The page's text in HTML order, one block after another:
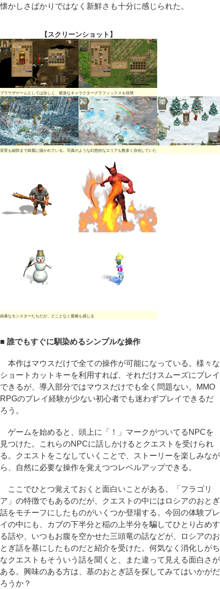
懐かしさばかりではなく新鮮さも十分に感じられた。
【スクリーンショット】
ブラウザゲームとしては珍しく、硬派なキャラクターグラフィックスを採用
背景も細部まで綺麗に描かれている。写真のような幻想的なエリアも数多く存在していた
凶暴なモンスターたちだが、どことなく愛嬌も感じる
■ 誰でもすぐに馴染めるシンプルな操作
本作はマウスだけで全ての操作が可能になっている。様々な
ショートカットキーを利用すれば、それだけスムーズにプレイ
できるが、導入部分ではマウスだけでも全く問題ない。MMO
RPGのプレイ経験が少ない初心者でも迷わずプレイできるだ
ろう。
ゲームを始めると、頭上に「！」マークがついてるNPCを
見つけた。これらのNPCに話しかけるとクエストを受けられ
る。クエストをこなしていくことで、ストーリーを楽しみなが
ら、自然に必要な操作を覚えつつレベルアップできる。
ここでひとつ覚えておくと面白いことがある。「フラゴリ
ア」の特徴でもあるのだが、クエストの中にはロシアのおとぎ
話をモチーフにしたものがいくつか登場する。今回の体験プレ
イの中にも、カブの下半分と稲の上半分を騙してひとり占めす
る話や、いつもお腹を空かせた三頭竜の話などが、ロシアのお
とぎ話を基にしたものだと紹介を受けた。何気なく消化しがち
なクエストもそういう話を聞くと、また違って見える面白さが
ある。興味のある方は、基のおとぎ話を探してみてはいかがだ
ろうか？